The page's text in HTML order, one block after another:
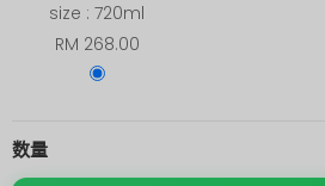
size : 720ml
RM 268.00
数量